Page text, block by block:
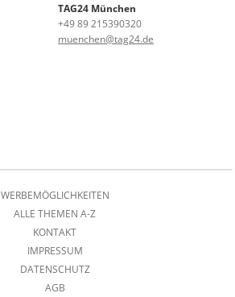
TAG24 München
+49 89 215390320
muenchen@tag24.de
WERBEMÖGLICHKEITEN
ALLE THEMEN A-Z
KONTAKT
IMPRESSUM
DATENSCHUTZ
AGB